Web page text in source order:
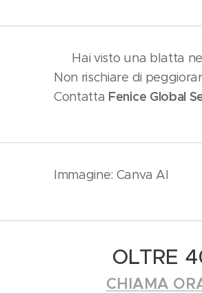
📞 Hai visto una blatta
Non rischiare di
Contatta Fenice Global
Immagine: Canva AI
OLTRE
CHIAMA